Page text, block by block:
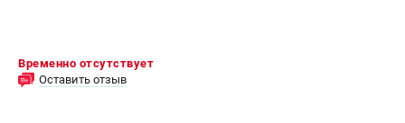
Временно отсутствует
Оставить отзыв